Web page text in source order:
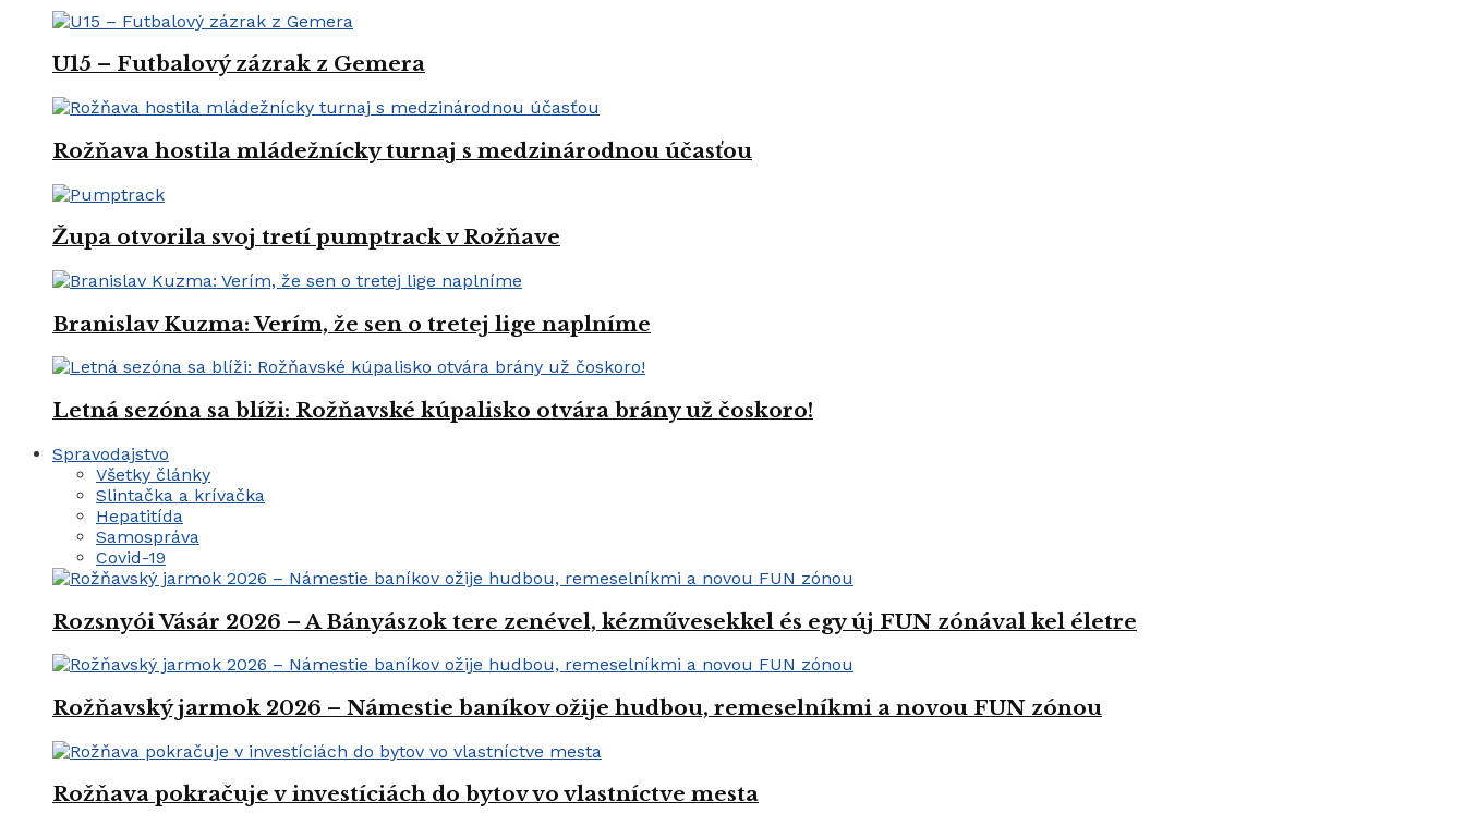
U15 – Futbalový zázrak z Gemera
Rožňava hostila mládežnícky turnaj s medzinárodnou účasťou
Župa otvorila svoj tretí pumptrack v Rožňave
Branislav Kuzma: Verím, že sen o tretej lige naplníme
Letná sezóna sa blíži: Rožňavské kúpalisko otvára brány už čoskoro!
Spravodajstvo
Všetky články
Slintačka a krívačka
Hepatitída
Samospráva
Covid-19
Rozsnyói Vásár 2026 – A Bányászok tere zenével, kézművesekkel és egy új FUN zónával kel életre
Rožňavský jarmok 2026 – Námestie baníkov ožije hudbou, remeselníkmi a novou FUN zónou
Rožňava pokračuje v investíciách do bytov vo vlastníctve mesta